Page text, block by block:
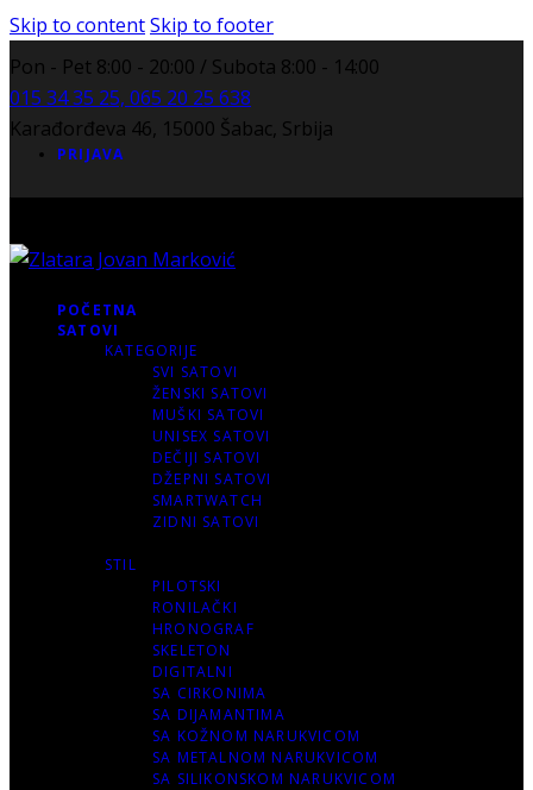
Skip to contentSkip to footer
Pon - Pet 8:00 - 20:00 / Subota 8:00 - 14:00
015 34 35 25, 065 20 25 638
Karađorđeva 46, 15000 Šabac, Srbija
PRIJAVA
POČETNA
SATOVI
KATEGORIJE
SVI SATOVI
ŽENSKI SATOVI
MUŠKI SATOVI
UNISEX SATOVI
DEČIJI SATOVI
DŽEPNI SATOVI
SMARTWATCH
ZIDNI SATOVI
STIL
PILOTSKI
RONILAČKI
HRONOGRAF
SKELETON
DIGITALNI
SA CIRKONIMA
SA DIJAMANTIMA
SA KOŽNOM NARUKVICOM
SA METALNOM NARUKVICOM
SA SILIKONSKOM NARUKVICOM